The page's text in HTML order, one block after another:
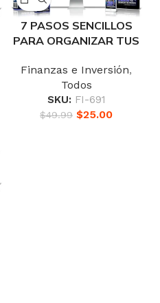
7 PASOS SENCILLOS
PARA ORGANIZAR TUS
Finanzas e Inversión,
Todos
SKU: FI-691
$49.99 $25.00